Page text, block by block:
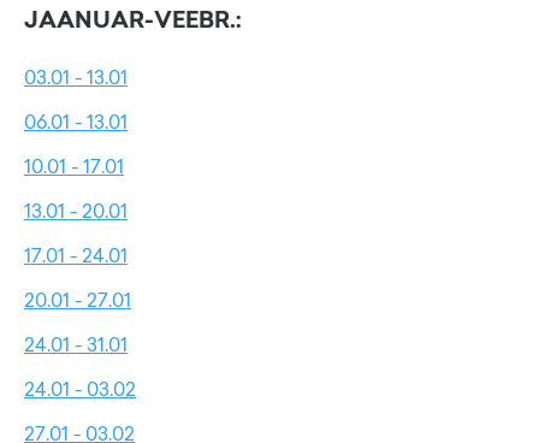
JAANUAR-VEEBR.:
03.01 - 13.01
06.01 - 13.01
10.01 - 17.01
13.01 - 20.01
17.01 - 24.01
20.01 - 27.01
24.01 - 31.01
24.01 - 03.02
27.01 - 03.02